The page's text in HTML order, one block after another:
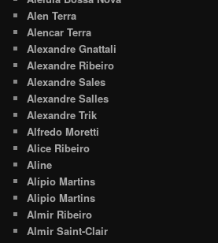
Alen Terra
Alencar Terra
Alexandre Gnattali
Alexandre Ribeiro
Alexandre Sales
Alexandre Salles
Alexandre Trik
Alfredo Moretti
Alice Ribeiro
Aline
Alípio Martins
Alipio Martins
Almir Ribeiro
Almir Saint-Clair